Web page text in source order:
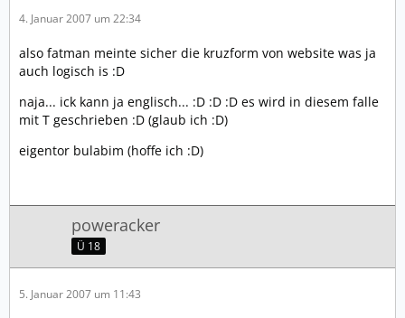
4. Januar 2007 um 22:34
also fatman meinte sicher die kruzform von website was ja
auch logisch is :D
naja... ick kann ja englisch... :D :D :D es wird in diesem falle
mit T geschrieben :D (glaub ich :D)
eigentor bulabim (hoffe ich :D)
poweracker
Ü 18
5. Januar 2007 um 11:43